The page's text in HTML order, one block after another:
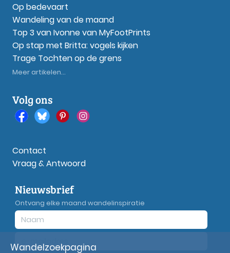
Op bedevaart
Wandeling van de maand
Top 3 van Ivonne van MyFootPrints
Op stap met Britta: vogels kijken
Trage Tochten op de grens
Meer artikelen...
Volg ons
Contact
Vraag & Antwoord
Nieuwsbrief
Ontvang elke maand wandelinspiratie
Wandelzoekpagina